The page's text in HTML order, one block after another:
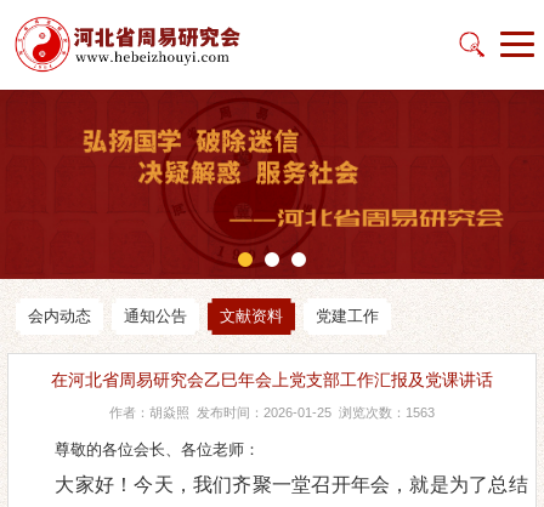
会内动态 通知公告 文献资料 党建工作
在河北省周易研究会乙巳年会上党支部工作汇报及党课讲话
作者：胡焱照 发布时间：2026-01-25 浏览次数：1563
尊敬的各位会长、各位老师：
大家好！今天，我们齐聚一堂召开年会， 就是为了总结